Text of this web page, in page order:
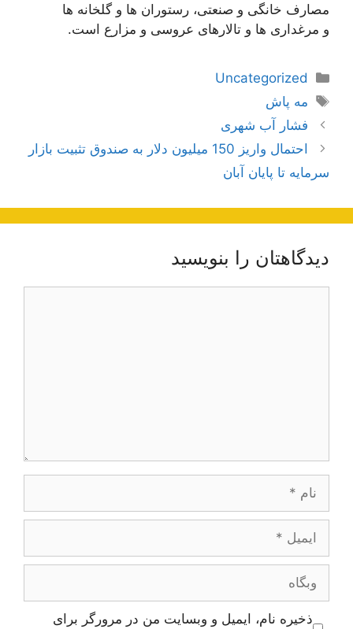
مصارف خانگی و صنعتی، رستوران ها و گلخانه ها
و مرغداری ها و تالارهای عروسی و مزارع است.
دسته‌ها
Uncategorized
برچسب‌ها
مه پاش
ناوبری
نوشته‌ها
فشار آب شهری
احتمال واریز 150 میلیون دلار به صندوق تثبیت بازار
سرمایه تا پایان آبان
دیدگاهتان را بنویسید
وبگاه
ذخیره نام، ایمیل و وبسایت من در مرورگر برای